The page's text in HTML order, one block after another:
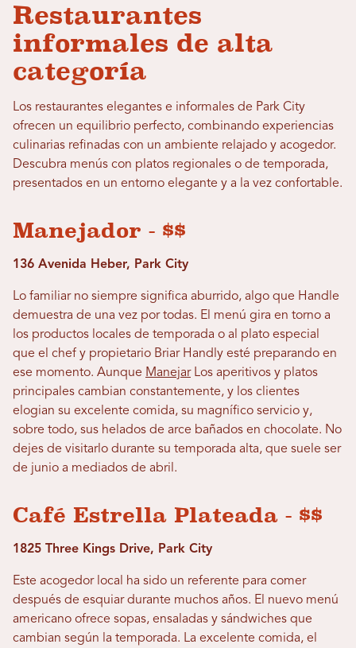
Restaurantes
informales de alta
categoría
Los restaurantes elegantes e informales de Park City
ofrecen un equilibrio perfecto, combinando experiencias
culinarias refinadas con un ambiente relajado y acogedor.
Descubra menús con platos regionales o de temporada,
presentados en un entorno elegante y a la vez confortable.
Manejador - $$
136 Avenida Heber, Park City
Lo familiar no siempre significa aburrido, algo que Handle
demuestra de una vez por todas. El menú gira en torno a
los productos locales de temporada o al plato especial
que el chef y propietario Briar Handly esté preparando en
ese momento. Aunque ManejarLos aperitivos y platos
principales cambian constantemente, y los clientes
elogian su excelente comida, su magnífico servicio y,
sobre todo, sus helados de arce bañados en chocolate. No
dejes de visitarlo durante su temporada alta, que suele ser
de junio a mediados de abril.
Café Estrella Plateada - $$
1825 Three Kings Drive, Park City
Este acogedor local ha sido un referente para comer
después de esquiar durante muchos años. El nuevo menú
americano ofrece sopas, ensaladas y sándwiches que
cambian según la temporada. La excelente comida, el